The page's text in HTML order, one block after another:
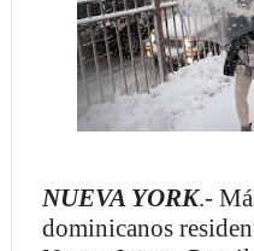
NUEVA YORK.-
dominicanos